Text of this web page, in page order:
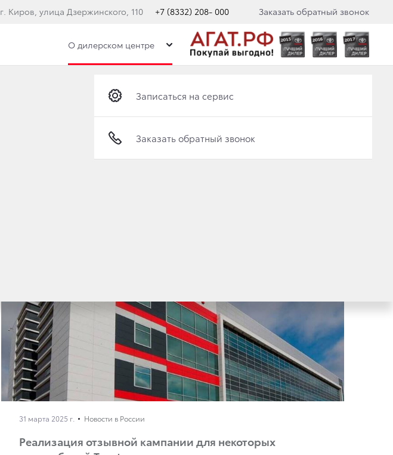
г. Киров, улица Дзержинского, 110 +7 (8332) 208- 000 Заказать обратный звонок
Записаться на сервис
Отправить заявку на Трейд-ин
О дилерском центре
Записаться на сервис
Заказать обратный звонок
31 марта 2025 г. Новости в России
Реализация отзывной кампании для некоторых